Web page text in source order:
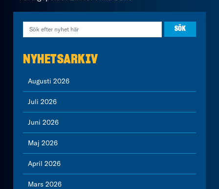
NYHETSARKIV
Augusti 2026
Juli 2026
Juni 2026
Maj 2026
April 2026
Mars 2026